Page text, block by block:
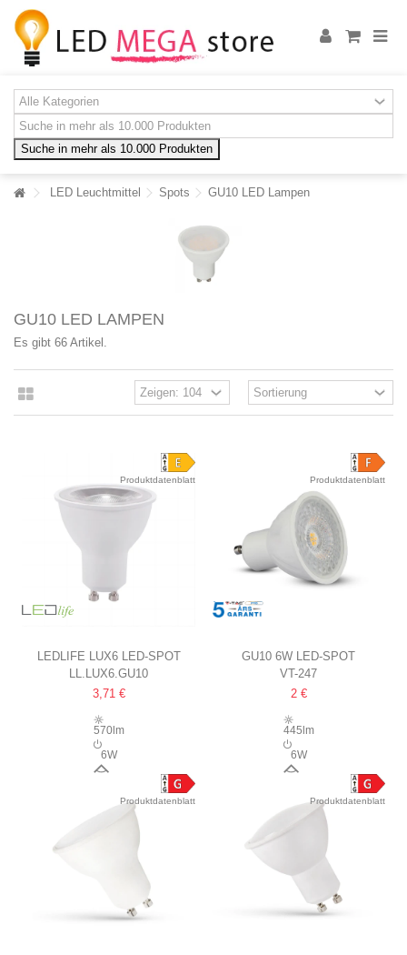
Suche in mehr als 10.000 Produkten
LED Leuchtmittel Spots GU10 LED Lampen
GU10 LED LAMPEN
Es gibt 66 Artikel.
Produktdatenblatt
LEDLIFE LUX6 LED-SPOT
6W, RA 97, DIMMBAR, 230V,
GU10
LL.LUX6.GU10
3,71 €
570lm
6W
Produktdatenblatt
GU10 6W LED-SPOT
SAMSUNG LED-CHIP
VT-247
2 €
445lm
6W
Produktdatenblatt Produktdatenblatt